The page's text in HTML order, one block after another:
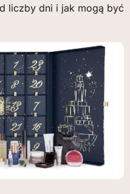
liczby dni i jak mogą być